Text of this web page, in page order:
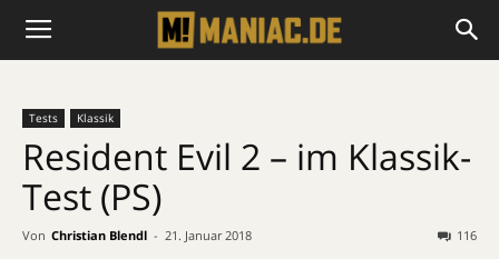
Tests Klassik
Resident Evil 2 – im Klassik-
Test (PS)
Von Christian Blendl - 21. Januar 2018 116